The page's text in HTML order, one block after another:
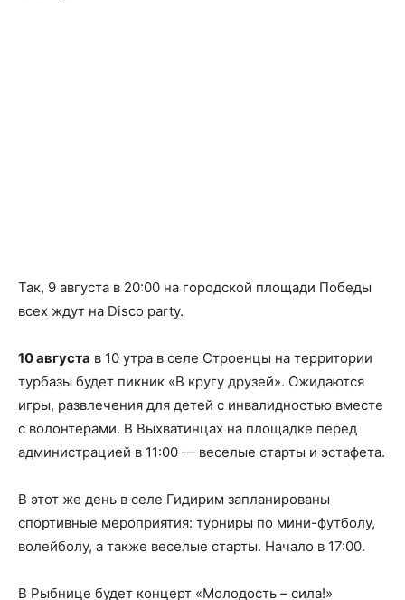
Так, 9 августа в 20:00 на городской площади Победы
всех ждут на Disco party.
10 августа в 10 утра в селе Строенцы на территории
турбазы будет пикник «В кругу друзей». Ожидаются
игры, развлечения для детей с инвалидностью вместе
с волонтерами. В Выхватинцах на площадке перед
администрацией в 11:00 — веселые старты и эстафета.
В этот же день в селе Гидирим запланированы
спортивные мероприятия: турниры по мини-футболу,
волейболу, а также веселые старты. Начало в 17:00.
В Рыбнице будет концерт «Молодость – сила!»